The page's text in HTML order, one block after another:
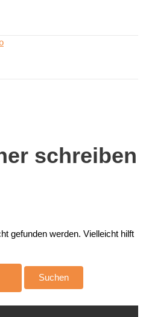
schreiben
gefunden werden. Vielleicht hilft